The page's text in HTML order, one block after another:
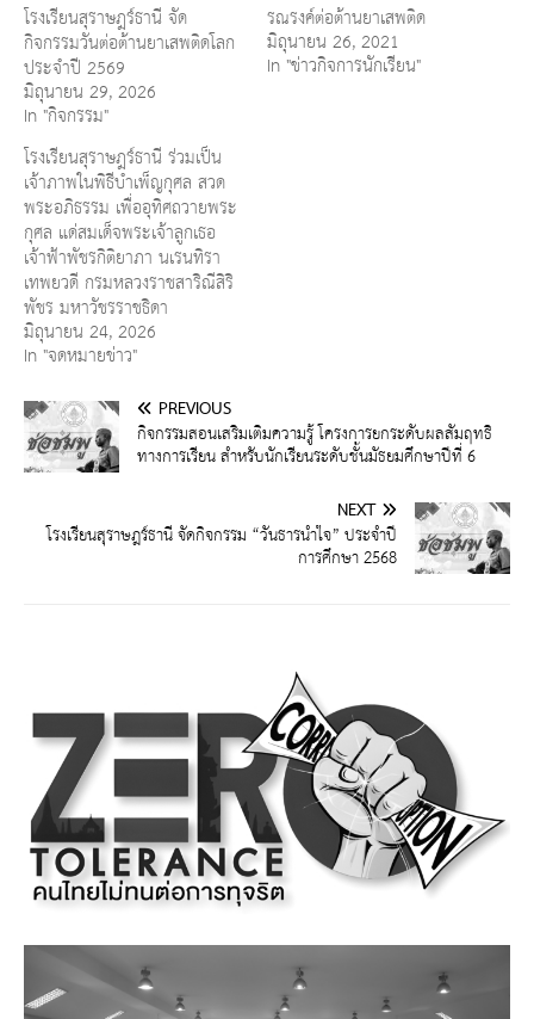
โรงเรียนสุราษฎร์ธานี จัด
กิจกรรมวันต่อต้านยาเสพติดโลก
ประจำปี 2569
มิถุนายน 29, 2026
In "กิจกรรม"
รณรงค์ต่อต้านยาเสพติด
มิถุนายน 26, 2021
In "ข่าวกิจการนักเรียน"
โรงเรียนสุราษฎร์ธานี ร่วมเป็น
เจ้าภาพในพิธีบำเพ็ญกุศล สวด
พระอภิธรรม เพื่ออุทิศถวายพระ
กุศล แด่สมเด็จพระเจ้าลูกเธอ
เจ้าฟ้าพัชรกิติยาภา นเรนทิรา
เทพยวดี กรมหลวงราชสาริณีสิริ
พัชร มหาวัชรราชธิดา
มิถุนายน 24, 2026
In "จดหมายข่าว"
PREVIOUS
กิจกรรมสอนเสริมเติมความรู้ โครงการยกระดับผลสัมฤทธิ์
ทางการเรียน สำหรับนักเรียนระดับชั้นมัธยมศึกษาปีที่ 6
NEXT
โรงเรียนสุราษฎร์ธานี จัดกิจกรรม “วันธารน้ำใจ” ประจำปี
การศึกษา 2568